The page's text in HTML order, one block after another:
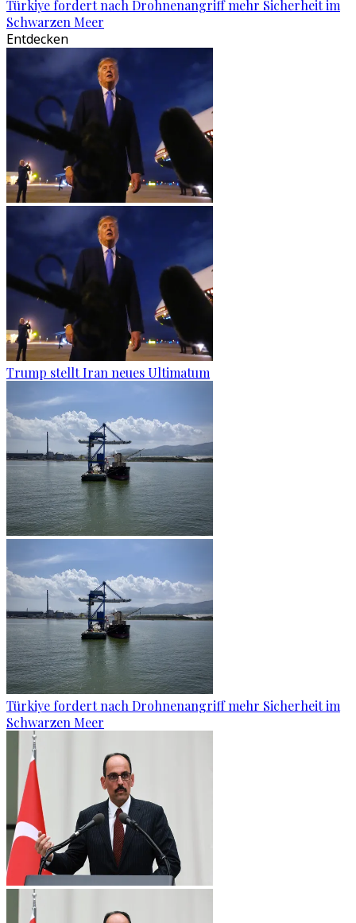
Türkiye fordert nach Drohnenangriff mehr Sicherheit im
Schwarzen Meer
Entdecken
Trump stellt Iran neues Ultimatum
Türkiye fordert nach Drohnenangriff mehr Sicherheit im
Schwarzen Meer